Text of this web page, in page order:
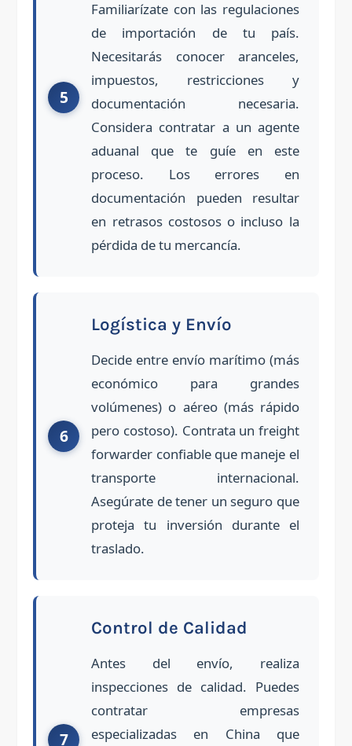
Familiarízate con las regulaciones
de importación de tu país.
Necesitarás conocer aranceles,
impuestos, restricciones y
documentación necesaria.
Considera contratar a un agente
aduanal que te guíe en este
proceso. Los errores en
documentación pueden resultar
en retrasos costosos o incluso la
pérdida de tu mercancía.
Logística y Envío
Decide entre envío marítimo (más
económico para grandes
volúmenes) o aéreo (más rápido
pero costoso). Contrata un freight
forwarder confiable que maneje el
transporte internacional.
Asegúrate de tener un seguro que
proteja tu inversión durante el
traslado.
Control de Calidad
Antes del envío, realiza
inspecciones de calidad. Puedes
contratar empresas
especializadas en China que